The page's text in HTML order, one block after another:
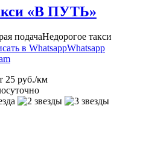
«В ПУТЬ»
подачаНедорогое такси
Whatsapp
25 руб./км